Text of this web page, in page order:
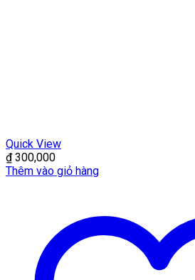
Quick View
₫300,000
Thêm vào giỏ hàng